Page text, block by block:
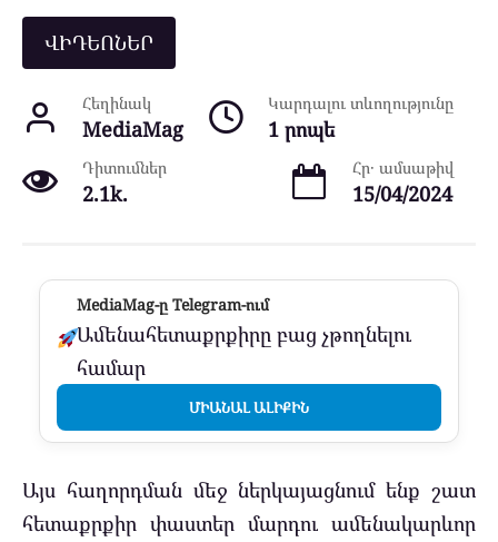
ՎԻԴԵՈՆԵՐ
Հեղինակ
MediaMag
Կարդալու տևողությունը
1 րոպե
Դիտումներ
2.1k.
Հր․ ամսաթիվ
15/04/2024
MediaMag-ը Telegram-ում
Ամենահետաքրքիրը բաց չթողնելու
համար
ՄԻԱՆԱԼ ԱԼԻՔԻՆ
Այս հաղորդման մեջ ներկայացնում ենք շատ
հետաքրքիր փաստեր մարդու ամենակարևոր